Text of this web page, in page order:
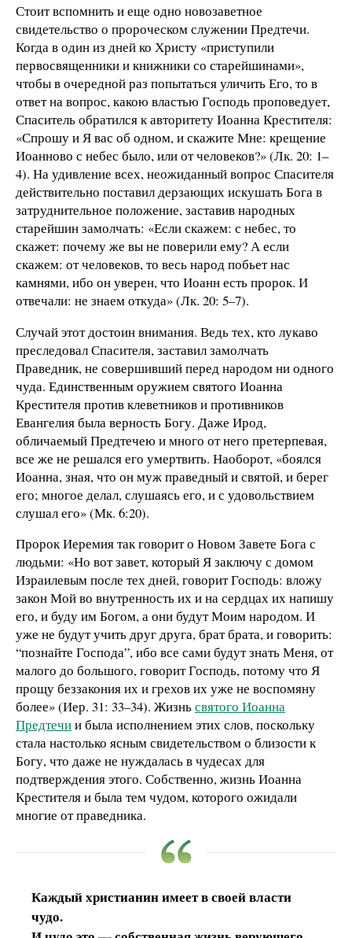
Стоит вспомнить и еще одно новозаветное
свидетельство о пророческом служении Предтечи.
Когда в один из дней ко Христу «приступили
первосвященники и книжники со старейшинами»,
чтобы в очередной раз попытаться уличить Его, то в
ответ на вопрос, какою властью Господь проповедует,
Спаситель обратился к авторитету Иоанна Крестителя:
«Спрошу и Я вас об одном, и скажите Мне: крещение
Иоанново с небес было, или от человеков?» (Лк. 20: 1–
4). На удивление всех, неожиданный вопрос Спасителя
действительно поставил дерзающих искушать Бога в
затруднительное положение, заставив народных
старейшин замолчать: «Если скажем: с небес, то
скажет: почему же вы не поверили ему? А если
скажем: от человеков, то весь народ побьет нас
камнями, ибо он уверен, что Иоанн есть пророк. И
отвечали: не знаем откуда» (Лк. 20: 5–7).
Случай этот достоин внимания. Ведь тех, кто лукаво
преследовал Спасителя, заставил замолчать
Праведник, не совершивший перед народом ни одного
чуда. Единственным оружием святого Иоанна
Крестителя против клеветников и противников
Евангелия была верность Богу. Даже Ирод,
обличаемый Предтечею и много от него претерпевая,
все же не решался его умертвить. Наоборот, «боялся
Иоанна, зная, что он муж праведный и святой, и берег
его; многое делал, слушаясь его, и с удовольствием
слушал его» (Мк. 6:20).
Пророк Иеремия так говорит о Новом Завете Бога с
людьми: «Но вот завет, который Я заключу с домом
Израилевым после тех дней, говорит Господь: вложу
закон Мой во внутренность их и на сердцах их напишу
его, и буду им Богом, а они будут Моим народом. И
уже не будут учить друг друга, брат брата, и говорить:
“познайте Господа”, ибо все сами будут знать Меня, от
малого до большого, говорит Господь, потому что Я
прощу беззакония их и грехов их уже не воспомяну
более» (Иер. 31: 33–34). Жизньсвятого Иоанна
Предтечии была исполнением этих слов, поскольку
стала настолько ясным свидетельством о близости к
Богу, что даже не нуждалась в чудесах для
подтверждения этого. Собственно, жизнь Иоанна
Крестителя и была тем чудом, которого ожидали
многие от праведника.
Каждый христианин имеет в своей власти
чудо.